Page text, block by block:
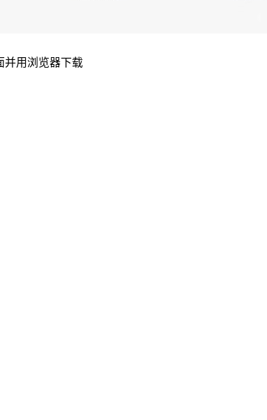
并用浏览器下载